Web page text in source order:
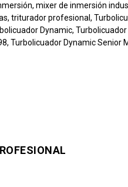
,mixer de inmersión
,triturador profesional,
Dynamic,Turbolicuador
,Turbolicuador Dynamic Senior